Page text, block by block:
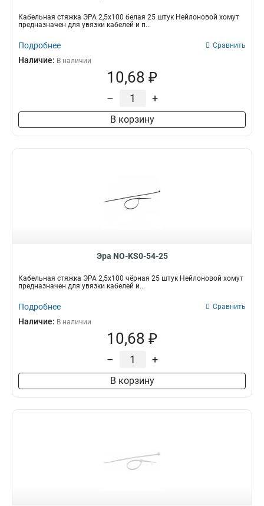
Кабельная стяжка ЭРА 2,5х100 белая 25 штук Нейлоновой хомут
предназначен для увязки кабелей и п...
Подробнее Сравнить
Наличие: В наличии
10,68 ₽
– +
В корзину
Эра NO-KS0-54-25
Кабельная стяжка ЭРА 2,5х100 чёрная 25 штук Нейлоновой хомут
предназначен для увязки кабелей и...
Подробнее Сравнить
Наличие: В наличии
10,68 ₽
– +
В корзину